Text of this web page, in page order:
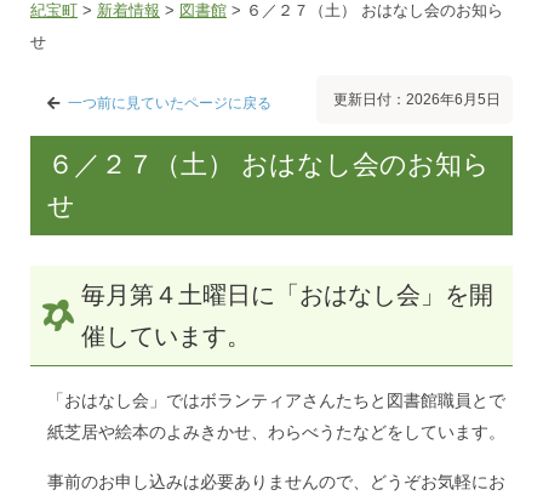
紀宝町 > 新着情報 > 図書館 > ６／２７（土） おはなし会のお知ら
せ
一つ前に見ていたページに戻る 更新日付：2026年6月5日
６／２７（土） おはなし会のお知ら
せ
毎月第４土曜日に「おはなし会」を開
催しています。
「おはなし会」ではボランティアさんたちと図書館職員とで
紙芝居や絵本のよみきかせ、わらべうたなどをしています。
事前のお申し込みは必要ありませんので、どうぞお気軽にお